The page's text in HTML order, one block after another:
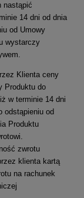
nastąpić
14 dni od dnia
od Umowy
wystarczy
Klienta ceny
Produktu do
w terminie 14 dni
odstąpieniu od
Produktu
zwrotu
klienta kartą
na rachunek